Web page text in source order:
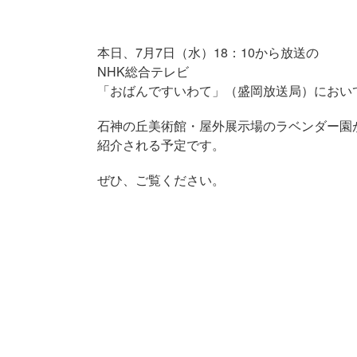
本日、7月7日（水）18：10から放送の
NHK総合テレビ
「おばんですいわて」（盛岡放送局）におい
石神の丘美術館・屋外展示場のラベンダー園
紹介される予定です。
ぜひ、ご覧ください。